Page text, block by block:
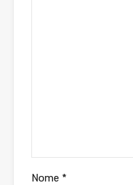
Nome *